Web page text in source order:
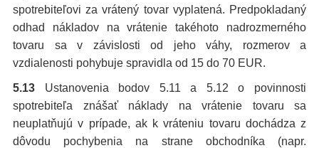
spotrebiteľovi za vrátený tovar vyplatená. Predpokladaný
odhad nákladov na vrátenie takéhoto nadrozmerného
tovaru sa v závislosti od jeho váhy, rozmerov a
vzdialenosti pohybuje spravidla od 15 do 70 EUR.
5.13 Ustanovenia bodov 5.11 a 5.12 o povinnosti
spotrebiteľa znášať náklady na vrátenie tovaru sa
neuplatňujú v prípade, ak k vráteniu tovaru dochádza z
dôvodu pochybenia na strane obchodníka (napr.